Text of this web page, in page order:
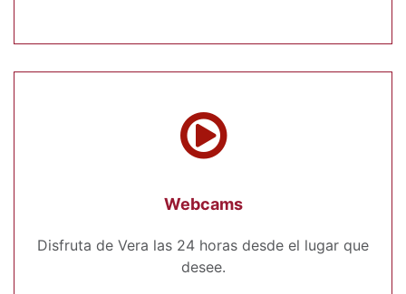
Webcams
Disfruta de Vera las 24 horas desde el lugar que
desee.